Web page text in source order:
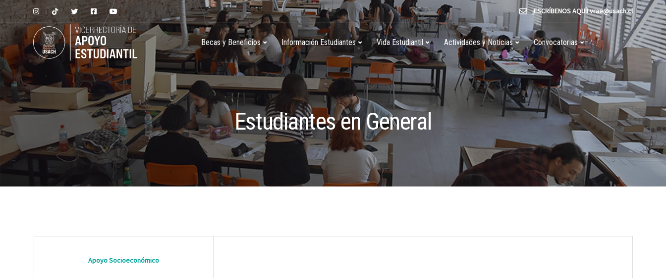
¡ESCRÍBENOS AQUÍ! vrae@usach.cl
Becas y Beneficios Información Estudiantes Vida Estudiantil Actividades y Noticias Convocatorias
Estudiantes en General
Apoyo Socioeconómico